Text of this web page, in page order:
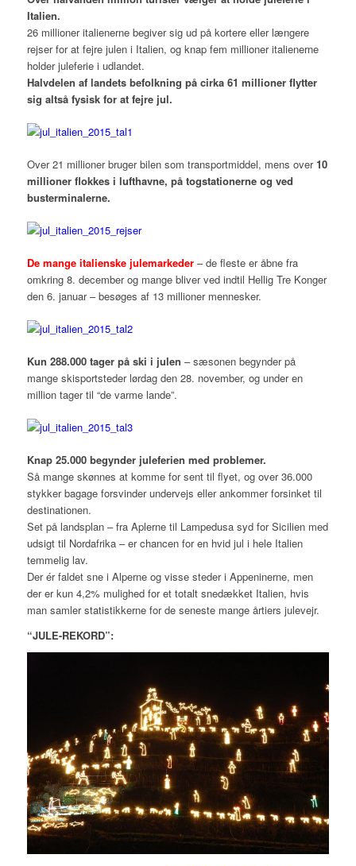
Italien.
26 millioner italienerne begiver sig ud på kortere eller længere
rejser for at fejre julen i Italien, og knap fem millioner italienerne
holder juleferie i udlandet.
Halvdelen af landets befolkning på cirka 61 millioner flytter
sig altså fysisk for at fejre jul.
Over 21 millioner bruger bilen som transportmiddel, mens over 10
millioner flokkes i lufthavne, på togstationerne og ved
busterminalerne.
De mange italienske julemarkeder – de fleste er åbne fra
omkring 8. december og mange bliver ved indtil Hellig Tre Konger
den 6. januar – besøges af 13 millioner mennesker.
Kun 288.000 tager på ski i julen – sæsonen begynder på
mange skisportsteder lørdag den 28. november, og under en
million tager til “de varme lande”.
Knap 25.000 begynder juleferien med problemer.
Så mange skønnes at komme for sent til flyet, og over 36.000
stykker bagage forsvinder undervejs eller ankommer forsinket til
destinationen.
Set på landsplan – fra Aplerne til Lampedusa syd for Sicilien med
udsigt til Nordafrika – er chancen for en hvid jul i hele Italien
temmelig lav.
Der ér faldet sne i Alperne og visse steder i Appeninerne, men
der er kun 4,2% mulighed for et totalt snedækket Italien, hvis
man samler statistikkerne for de seneste mange årtiers julevejr.
“JULE-REKORD”: